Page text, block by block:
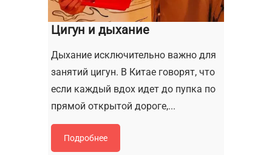
Цигун и дыхание
Дыхание исключительно важно для
занятий цигун. В Китае говорят, что
если каждый вдох идет до пупка по
прямой открытой дороге,...
Подробнее